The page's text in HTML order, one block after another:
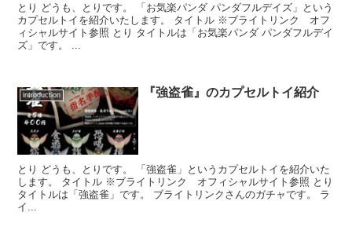
とり どうも、とりです。 「お気楽パンダ パンダフルデイズ」という
カプセルトイを紹介いたします。 タイトル ※ブライトリンク オフ
ィシャルサイト参照 とり タイトルは「お気楽パンダ パンダフルデイ
ズ」です。 ...
introduction 『強盗雀』のカプセルトイ紹介
とり どうも、とりです。 「強盗雀」というカプセルトイを紹介いた
します。 タイトル ※ブライトリンク オフィシャルサイト参照 とり
タイトルは「強盗雀」です。 ブライトリンクさんのガチャです。 ラ
イ...